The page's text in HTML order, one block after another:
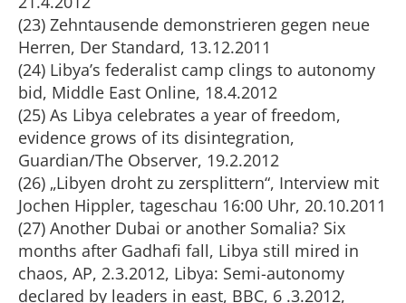
(23) Zehntausende demonstrieren gegen neue
Herren, Der Standard, 13.12.2011
(24) Libya’s federalist camp clings to autonomy
bid, Middle East Online, 18.4.2012
(25) As Libya celebrates a year of freedom,
evidence grows of its disintegration,
Guardian/The Observer, 19.2.2012
(26) „Libyen droht zu zersplittern“, Interview mit
Jochen Hippler, tageschau 16:00 Uhr, 20.10.2011
(27) Another Dubai or another Somalia? Six
months after Gadhafi fall, Libya still mired in
chaos, AP, 2.3.2012, Libya: Semi-autonomy
declared by leaders in east, BBC, 6 .3.2012,